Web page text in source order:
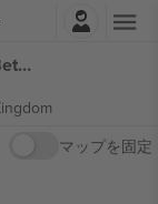
St Helens Saints RFC vs Leeds Rhinos Betfred Super League チケット
マップを固定